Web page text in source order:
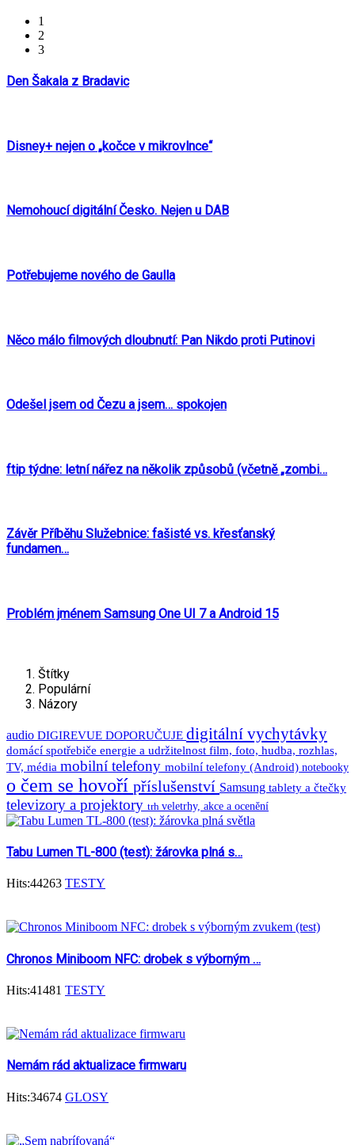
1
2
3
Den Šakala z Bradavic
Disney+ nejen o „kočce v mikrovlnce“
Nemohoucí digitální Česko. Nejen u DAB
Potřebujeme nového de Gaulla
Něco málo filmových dloubnutí: Pan Nikdo proti Putinovi
Odešel jsem od Čezu a jsem… spokojen
ftip týdne: letní nářez na několik způsobů (včetně „zombi…
Závěr Příběhu Služebnice: fašisté vs. křesťanský
fundamen…
Problém jménem Samsung One UI 7 a Android 15
Štítky
Populární
Názory
audio DIGIREVUE DOPORUČUJE digitální vychytávky
domácí spotřebiče energie a udržitelnost film, foto, hudba, rozhlas,
TV, média mobilní telefony mobilní telefony (Android) notebooky
o čem se hovoří příslušenství Samsung tablety a čtečky
televizory a projektory trh veletrhy, akce a ocenění
Tabu Lumen TL-800 (test): žárovka plná s…
Hits:44263 TESTY
Chronos Miniboom NFC: drobek s výborným …
Hits:41481 TESTY
Nemám rád aktualizace firmwaru
Hits:34674 GLOSY